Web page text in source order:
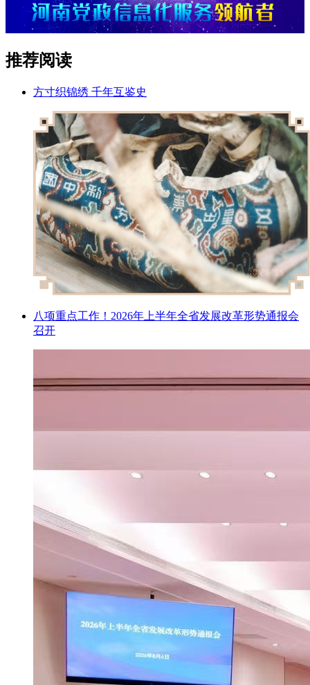
推荐阅读
方寸织锦绣 千年互鉴史
八项重点工作！2026年上半年全省发展改革形势通报会
召开